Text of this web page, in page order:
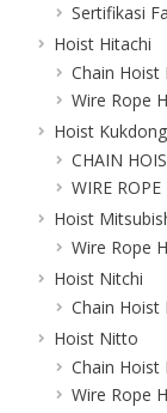
Sertifikasi
Hoist Hitachi
Chain Hoist
Wire Rope
Hoist Kukdong
CHAIN
WIRE
Hoist
Wire Rope
Hoist Nitchi
Chain Hoist
Hoist Nitto
Chain Hoist
Wire Rope